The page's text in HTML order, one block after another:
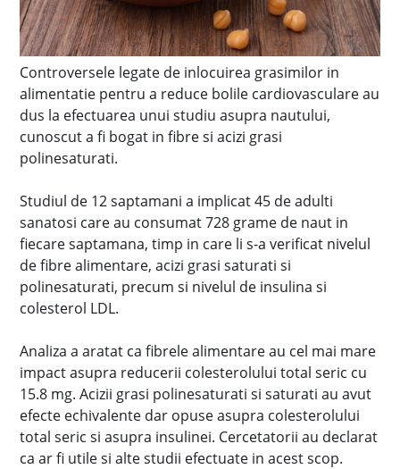
Controversele legate de inlocuirea grasimilor in
alimentatie pentru a reduce bolile cardiovasculare au
dus la efectuarea unui studiu asupra nautului,
cunoscut a fi bogat in fibre si acizi grasi
polinesaturati.
Studiul de 12 saptamani a implicat 45 de adulti
sanatosi care au consumat 728 grame de naut in
fiecare saptamana, timp in care li s-a verificat nivelul
de fibre alimentare, acizi grasi saturati si
polinesaturati, precum si nivelul de insulina si
colesterol LDL.
Analiza a aratat ca fibrele alimentare au cel mai mare
impact asupra reducerii colesterolului total seric cu
15.8 mg. Acizii grasi polinesaturati si saturati au avut
efecte echivalente dar opuse asupra colesterolului
total seric si asupra insulinei. Cercetatorii au declarat
ca ar fi utile si alte studii efectuate in acest scop.